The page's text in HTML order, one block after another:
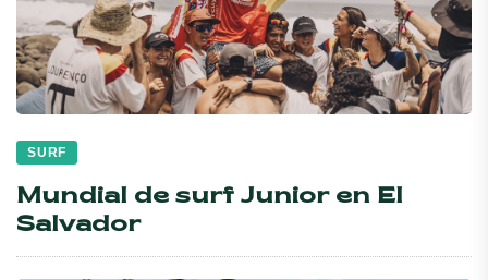
SURF
Mundial de surf Junior en El
Salvador